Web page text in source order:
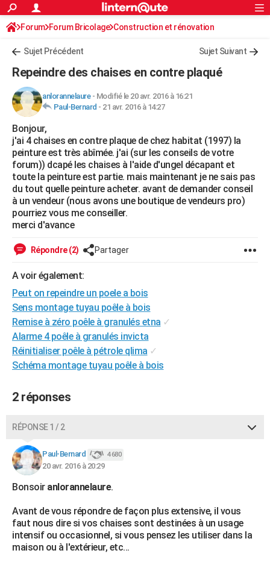
ACTUALITÉS
Politique
Société
Faits Divers
Education
Monde
Villes
+
FINANCE
Retraite
Impôts
Epargne
Immobilier
Risques naturels par ville
Banque
Assurance
Crédit
AUTO
Essais
Réserver un essai
Citadines
Berlines
SUV
Forum auto
+HIGH-TECH
Mobiles
Meilleur smartphone
Internet
Ordinateurs
Jeux vidéo
Guide high-tech
+BRICOLAGE
Forum
Aménagement intérieur
Extérieur
Cuisine
Salle de bains
Jardinage
Rangement
WEEK-END
Guides de France
Escapades
Patrimoine
Expositions
Musées
Week-end nature
LIFESTYLE
Alimentation
Guide de la santé
Maladies
Médicaments
Sommeil
Destinations
City break
Voyage nature
Voyage de noces
Forum
Climat
+
GUIDES D'ACHAT
BONS PLANS
CARTE DE VOEUX
Dictionnaire
Biographies
Citations
Expressions
Proverbes
PROGRAMME TV
COPAINS D'AVANT
S'inscrire
Se connecter
Lycées
Collèges
Primaires
Universités
Entreprises
Service militaire
Avis de recherche
AVIS DE DÉCÈS
Rechercher
S'inscrire
Connexion
Forum Forum Bricolage Construction et rénovation
Peinture, Vernis, Tapissserie
Sujet Précédent Sujet Suivant
Repeindre des chaises en contre plaqué
anlorannelaure- Modifié le 20 avr. 2016 à 16:21
Paul-Bernard - 21 avr. 2016 à 14:27
Bonjour,
j'ai 4 chaises en contre plaque de chez habitat (1997) la
peinture est très abîmée. j'ai (sur les conseils de votre
forum)) dcapé les chaises à l'aide d'ungel décapant et
toute la peinture est partie. mais maintenant je ne sais pas
du tout quelle peinture acheter. avant de demander conseil
à un vendeur (nous avons une boutique de vendeurs pro)
pourriez vous me conseiller.
merci d'avance
Répondre (2) Partager
A voir également:
Peut on repeindre un poele a bois
Sens montage tuyau poêle à bois
Remise à zéro poêle à granulés etna ✓
Alarme 4 poêle à granulés invicta
Réinitialiser poêle à pétrole qlima ✓
Schéma montage tuyau poêle à bois
2 réponses
RÉPONSE 1 / 2
Paul-Bernard 4 680
20 avr. 2016 à 20:29
Bonsoir anlorannelaure.
Avant de vous répondre de façon plus extensive, il vous
faut nous dire si vos chaises sont destinées à un usage
intensif ou occasionnel, si vous pensez les utiliser dans la
maison ou à l'extérieur, etc...